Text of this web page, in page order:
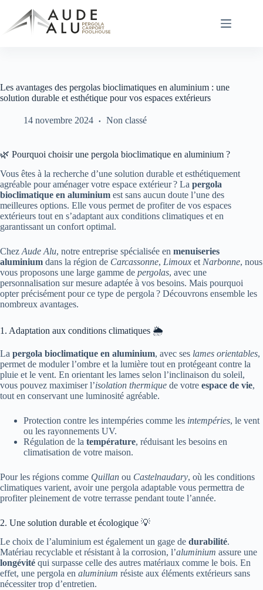
contenu
Les avantages des pergolas bioclimatiques en aluminium : une
solution durable et esthétique pour vos espaces extérieurs
14 novembre 2024 Non classé
🌿 Pourquoi choisir une pergola bioclimatique en aluminium ?
Vous êtes à la recherche d’une solution durable et esthétiquement
agréable pour aménager votre espace extérieur ? La pergola
bioclimatique en aluminium est sans aucun doute l’une des
meilleures options. Elle vous permet de profiter de vos espaces
extérieurs tout en s’adaptant aux conditions climatiques et en
garantissant un confort optimal.
Chez Aude Alu, notre entreprise spécialisée en menuiseries
aluminium dans la région de Carcassonne, Limoux et Narbonne, nous
vous proposons une large gamme de pergolas, avec une
personnalisation sur mesure adaptée à vos besoins. Mais pourquoi
opter précisément pour ce type de pergola ? Découvrons ensemble les
nombreux avantages.
1. Adaptation aux conditions climatiques 🌦
La pergola bioclimatique en aluminium, avec ses lames orientables,
permet de moduler l’ombre et la lumière tout en protégeant contre la
pluie et le vent. En orientant les lames selon l’inclinaison du soleil,
vous pouvez maximiser l’isolation thermique de votre espace de vie,
tout en conservant une luminosité agréable.
Protection contre les intempéries comme les intempéries, le vent
ou les rayonnements UV.
Régulation de la température, réduisant les besoins en
climatisation de votre maison.
Pour les régions comme Quillan ou Castelnaudary, où les conditions
climatiques varient, avoir une pergola adaptable vous permettra de
profiter pleinement de votre terrasse pendant toute l’année.
2. Une solution durable et écologique 💡
Le choix de l’aluminium est également un gage de durabilité.
Matériau recyclable et résistant à la corrosion, l’aluminium assure une
longévité qui surpasse celle des autres matériaux comme le bois. En
effet, une pergola en aluminium résiste aux éléments extérieurs sans
nécessiter trop d’entretien.